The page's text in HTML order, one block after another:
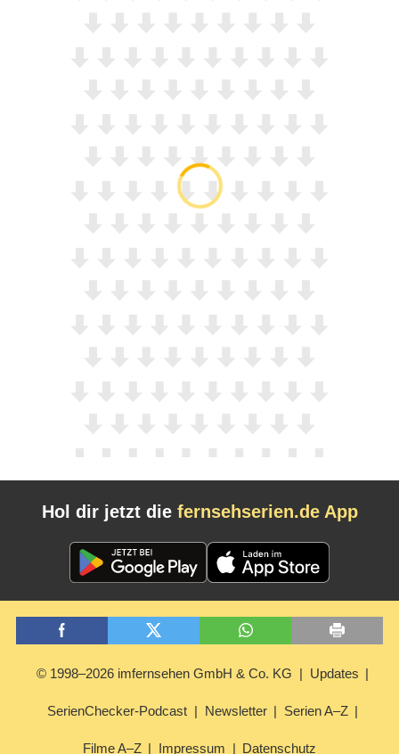
Hol dir jetzt die fernsehserien.de App
© 1998–2026 imfernsehen GmbH & Co. KG Updates
SerienChecker-Podcast Newsletter Serien A–Z
Filme A–Z Impressum Datenschutz